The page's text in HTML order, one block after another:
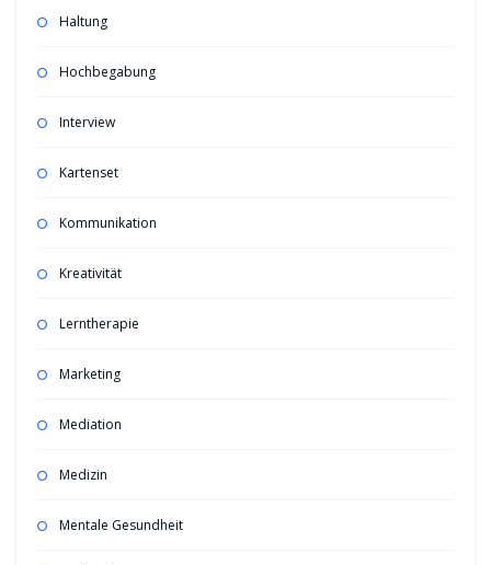
Haltung
Hochbegabung
Interview
Kartenset
Kommunikation
Kreativität
Lerntherapie
Marketing
Mediation
Medizin
Mentale Gesundheit